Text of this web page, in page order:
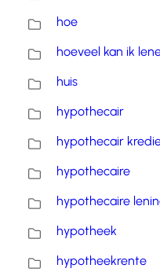
hoe
hoeveel kan ik
huis
hypothecair
hypothecair
hypothecaire
hypothecaire
hypotheek
hypotheekrente